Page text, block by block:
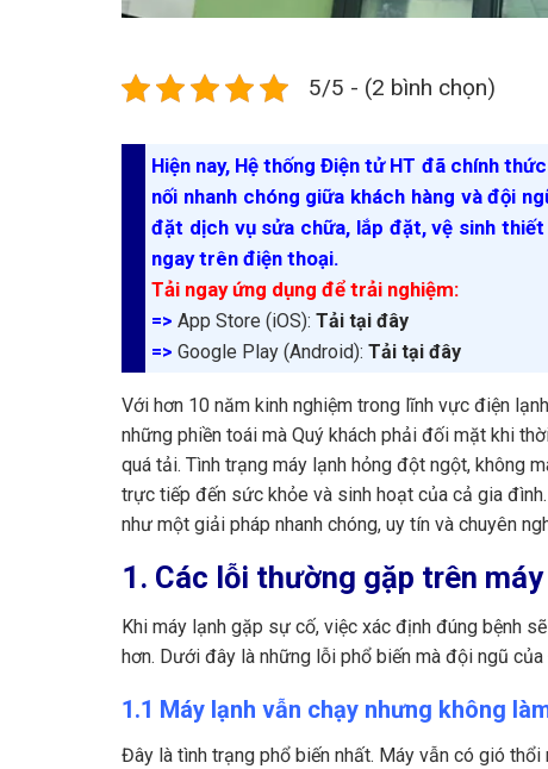
5/5 - (2 bình chọn)
Hiện nay, Hệ thống Điện tử HT đã chính
nối nhanh chóng giữa khách hàng và đội
đặt dịch vụ sửa chữa, lắp đặt, vệ sinh
ngay trên điện thoại.
Tải ngay ứng dụng để trải nghiệm:
=> App Store (iOS): Tải tại đây
=> Google Play (Android): Tải tại đây
Với hơn 10 năm kinh nghiệm trong lĩnh vực điện
những phiền toái mà Quý khách phải đối mặt khi
quá tải. Tình trạng máy lạnh hỏng đột ngột, không
trực tiếp đến sức khỏe và sinh hoạt của cả gia
như một giải pháp nhanh chóng, uy tín và chuyên
1. Các lỗi thường gặp trên
Khi máy lạnh gặp sự cố, việc xác định đúng bệnh
hơn. Dưới đây là những lỗi phổ biến mà đội ngũ
1.1 Máy lạnh vẫn chạy nhưng không
Đây là tình trạng phổ biến nhất. Máy vẫn có gió